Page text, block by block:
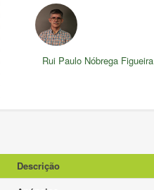
Rui Paulo Nóbrega Figueira
Descrição